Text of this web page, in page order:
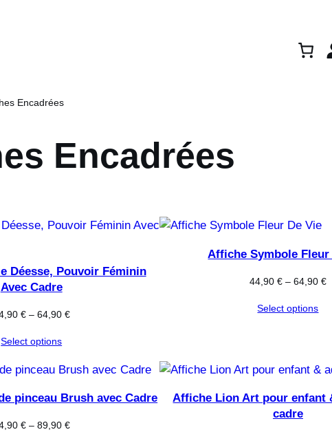
Encadrées
Encadrées
Déesse, Pouvoir Féminin
Avec Cadre
€– 64,90 €
Select options
Affiche Symbole Fleur
44,90 €– 64,90 €
Select options
pinceau Brush avec Cadre
€– 89,90 €
Affiche Lion Art pour enfant
cadre